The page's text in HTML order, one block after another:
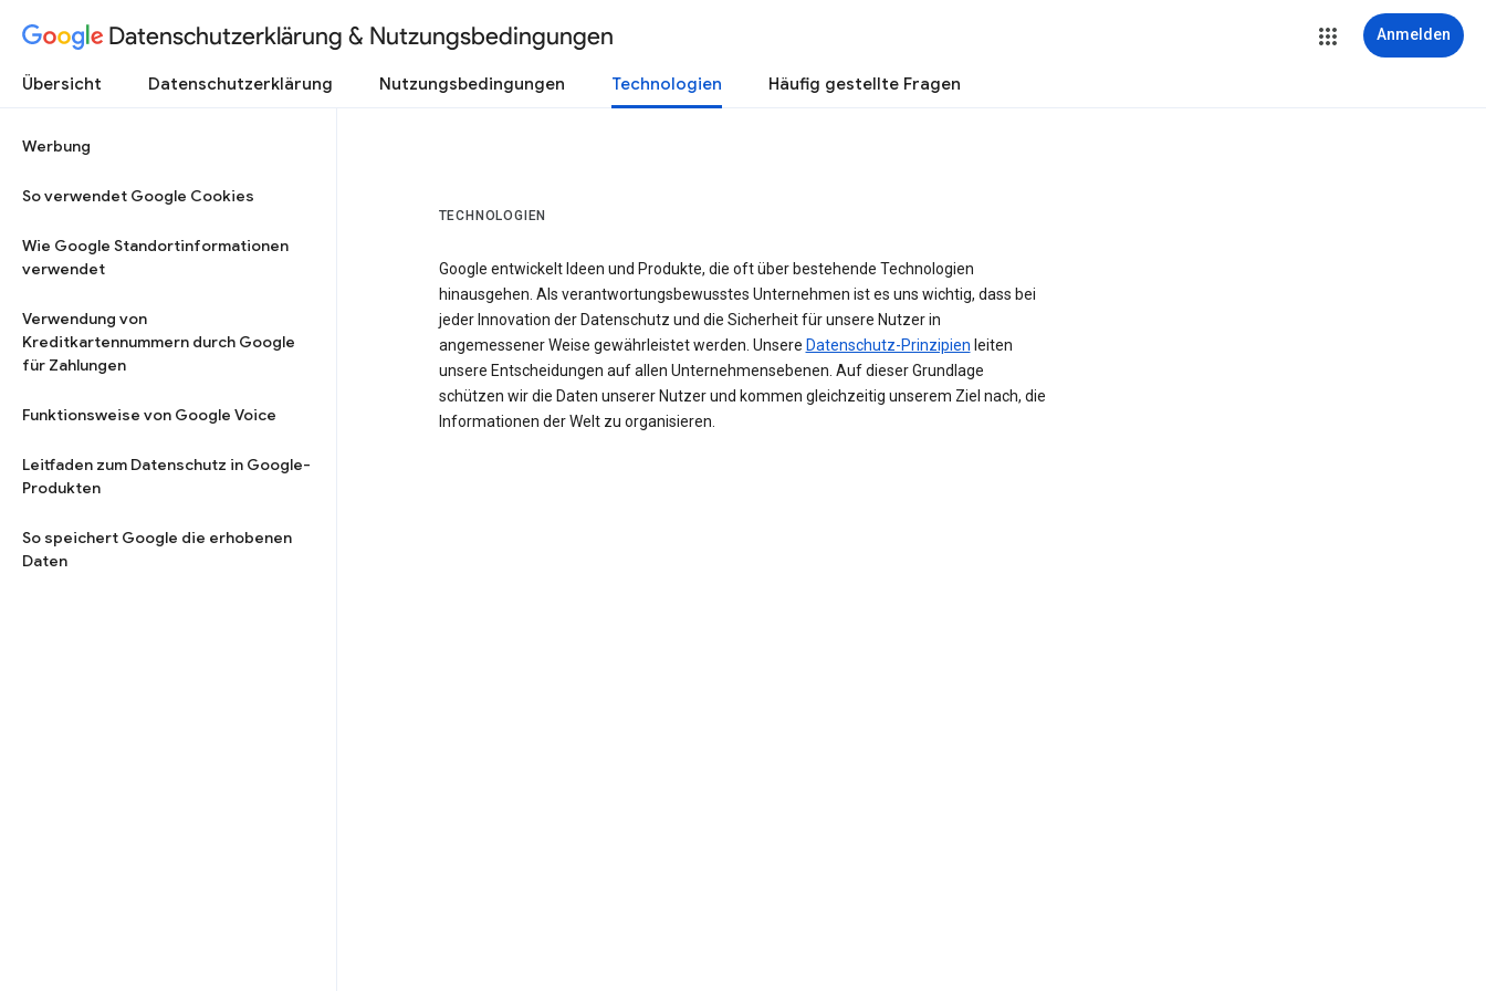
Datenschutzerklärung & Nutzungsbedingungen Anmelden
Übersicht Datenschutzerklärung Nutzungsbedingungen Technologien Häufig gestellte Fragen
Werbung
So verwendet Google Cookies
Wie Google Standortinformationen
verwendet
Verwendung von
Kreditkartennummern durch Google
für Zahlungen
Funktionsweise von Google Voice
Leitfaden zum Datenschutz in Google-
Produkten
So speichert Google die erhobenen
Daten
TECHNOLOGIEN
Google entwickelt Ideen und Produkte, die oft über bestehende Technologien
hinausgehen. Als verantwortungsbewusstes Unternehmen ist es uns wichtig, dass bei
jeder Innovation der Datenschutz und die Sicherheit für unsere Nutzer in
angemessener Weise gewährleistet werden. Unsere Datenschutz-Prinzipien leiten
unsere Entscheidungen auf allen Unternehmensebenen. Auf dieser Grundlage
schützen wir die Daten unserer Nutzer und kommen gleichzeitig unserem Ziel nach, die
Informationen der Welt zu organisieren.